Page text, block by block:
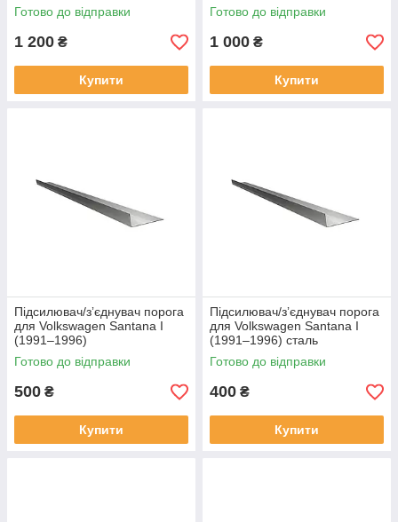
Готово до відправки
1 200 ₴
Купити
Готово до відправки
1 000 ₴
Купити
Підсилювач/зʼєднувач порога
для Volkswagen Santana I
(1991–1996)
Готово до відправки
500 ₴
Купити
Підсилювач/зʼєднувач порога
для Volkswagen Santana I
(1991–1996) сталь
Готово до відправки
400 ₴
Купити